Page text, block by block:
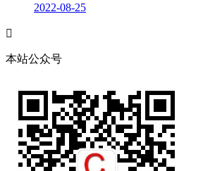
2022-08-25

本站公众号